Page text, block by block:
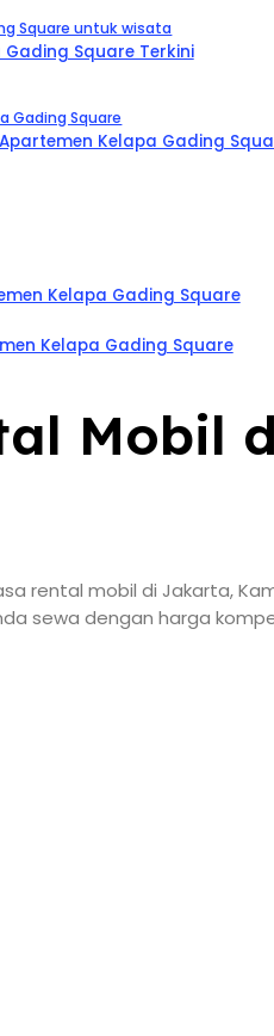
Square untuk wisata
Square Terkini
Gading Square
Kelapa Gading
Kelapa Gading Square
Kelapa Gading Square
Mobil
rental mobil di Jakarta,
sewa dengan harga